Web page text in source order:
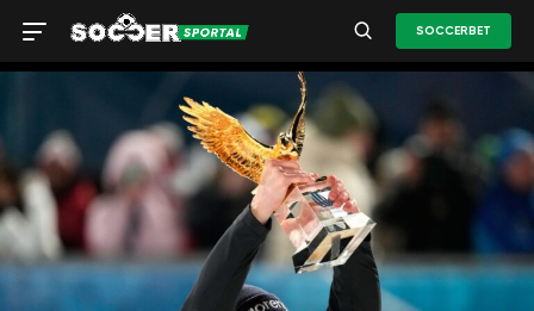
SOCCERBET